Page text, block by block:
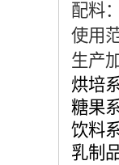
配料
使用
生产
烘培
糖果
饮料
乳制